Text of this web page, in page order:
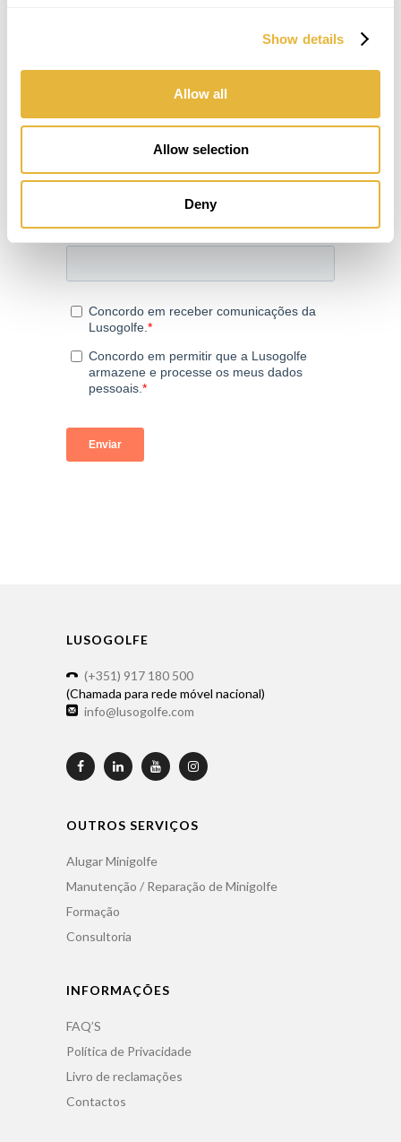
Show details
Allow all
Allow selection
Deny
LUSOGOLFE
(+351) 917 180 500
(Chamada para rede móvel nacional)
info@lusogolfe.com
OUTROS SERVIÇOS
Alugar Minigolfe
Manutenção / Reparação de Minigolfe
Formação
Consultoria
INFORMAÇÕES
FAQ’S
Política de Privacidade
Livro de reclamações
Contactos